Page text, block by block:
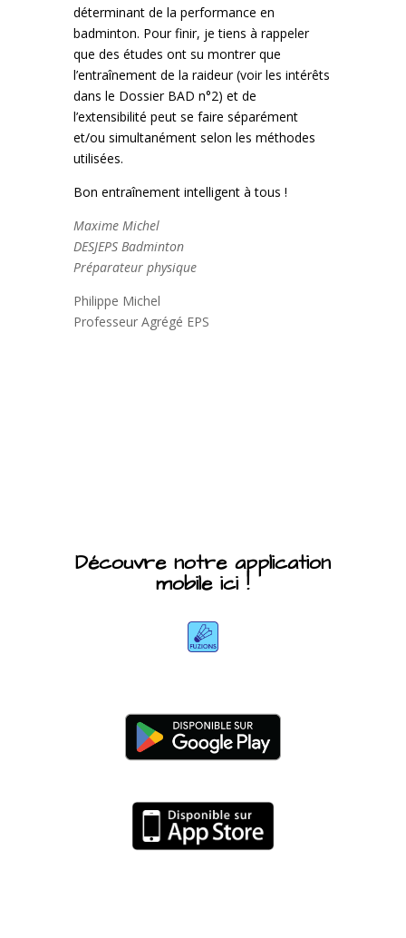
déterminant de la performance en
badminton. Pour finir, je tiens à rappeler
que des études ont su montrer que
l’entraînement de la raideur (voir les intérêts
dans le Dossier BAD n°2) et de
l’extensibilité peut se faire séparément
et/ou simultanément selon les méthodes
utilisées.
Bon entraînement intelligent à tous !
Maxime Michel
DESJEPS Badminton
Préparateur physique
Philippe Michel
Professeur Agrégé EPS
Découvre notre application
mobile ici !